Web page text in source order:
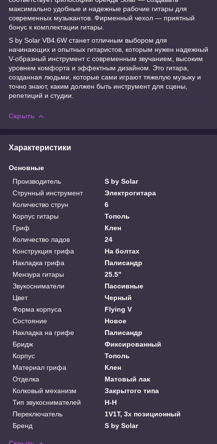
максимально удобные и надежные рабочие гитары для
современных музыкантов. Фирменный чехол — приятный
бонус к комплектации гитары.
S by Solar VB4.6W станет отличным выбором для
начинающих и опытных гитаристов, которым нужен надежный
V-образный инструмент с современным звучанием, высоким
уровнем комфорта и эффектным дизайном. Это гитара,
созданная людьми, которые сами играют тяжелую музыку и
точно знают, каким должен быть инструмент для сцены,
репетиций и студии.
Скрыть
Характеристики
Основные
Производитель
S by Solar
Струнный инструмент
Электрогитара
Количество струн
6
Корпус гитары
Тополь
Гриф
Клен
Количество ладов
24
Конструкция грифа
На болтах
Накладка грифа
Палисандр
Мензура гитары
25.5"
Звукосниматели
Пассивные
Цвет
Черный
Форма корпуса
Flying V
Состояние
Новое
Накладка на грифе
Палисандр
Бридж
Фиксированный
Корпус
Тополь
Материал грифа
Клен
Отделка
Матовый лак
Колковый механизм
Закрытого типа
Тип звукоснимателей
H-H
Переключатель
1V1T, 3х позиционный
Бренд
S by Solar